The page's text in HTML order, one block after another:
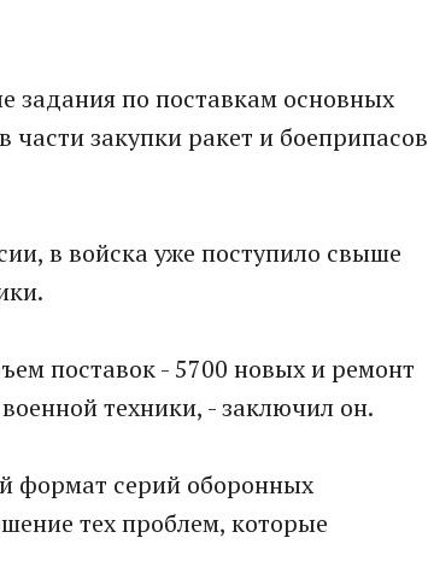
задания по поставкам основных
закупки ракет и боеприпасов
в войска уже поступило свыше
поставок - 5700 новых и ремонт
техники, - заключил он.
формат серий оборонных
тех проблем, которые